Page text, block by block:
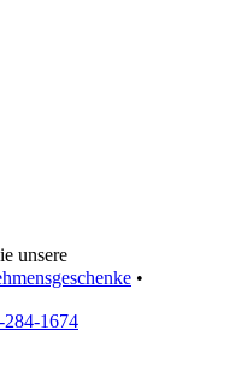
unsere
•
1674